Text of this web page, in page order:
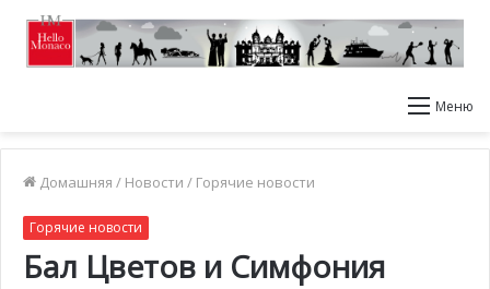
Меню
Домашняя / Новости / Горячие новости
Горячие новости
Бал Цветов и Симфония